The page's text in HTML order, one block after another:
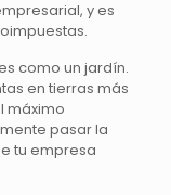
y es
como un jardín.
en tierras más
máximo
pasar la
tu empresa